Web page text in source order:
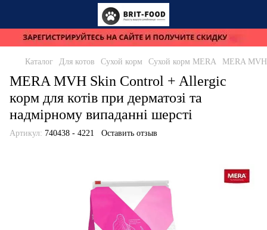
Каталог Для котов Сухой корм Сухой корм MERA MERA MVH
MERA MVH Skin Control + Allergic
корм для котів при дерматозі та
надмірному випаданні шерсті
Артикул: 740438 - 4221 Оставить отзыв